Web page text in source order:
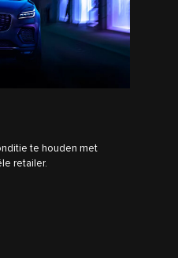
te houden met
retailer.